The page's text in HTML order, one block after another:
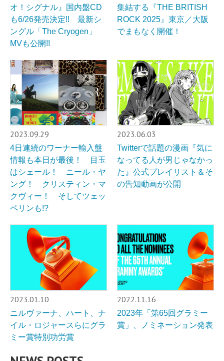
オ！シグナル』国内盤CD
も6/26発売決定!! 最新シ
ングル「The Cryogen」
MVも公開!!
集結する『THE BRITISH
ROCK 2025』東京／大阪
でまもなく開催！
2023.09.29
4日連続のワーナー輸入盤
情報も本日が最後！ 目玉
はシェール！ ニール・ヤ
ング！ クリスティン・マ
クヴィー！ そしてツェッ
ペリンも!?
2023.06.03
Twitterで話題の漫画『気に
なってる人が男じゃなかっ
た』公式プレイリスト＆そ
の告知動画が公開
2023.01.10
ニルヴァーナ、ハート、ナ
イル・ロジャースらにグラ
ミー賞特別功労賞
2022.11.16
2023年「第65回グラミー
賞」、ノミネーション発表